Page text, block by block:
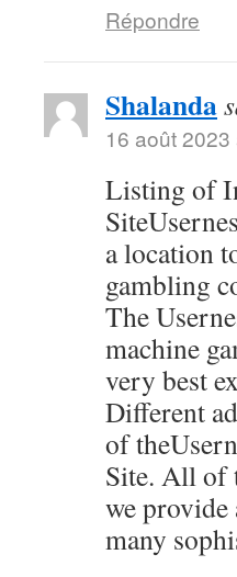
Répondre
Shalanda
16 août
Listing of
a location
gambling
The
machine
very best
Different
of
Site. All of
we provide
many